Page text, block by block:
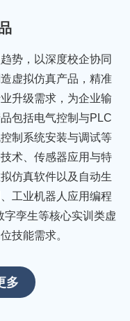
势，以深度校企协同
虚拟仿真产品，精准
升级需求，为企业输
包括电气控制与PLC
制系统安装与调试等
术、传感器应用与特
仿真软件以及自动生
工业机器人应用编程
字孪生等核心实训类虚
技能需求。
多